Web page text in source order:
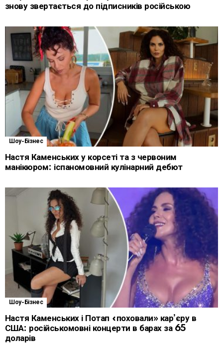
знову звертається до підписників російською
Шоу-Бізнес
Настя Каменських у корсеті та з червоним
манікюром: іспаномовний кулінарний дебют
Шоу-Бізнес
Настя Каменських і Потап «поховали» кар’єру в
США: російськомовні концерти в барах за 65
доларів